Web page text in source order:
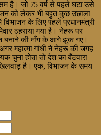
है। जो 75 वर्ष से पहले घटा उसे
को लेकर भी बहुत कुछ उछाला
में विभाजन के लिए पहले प्रधानमंत्री
ठहराया गया है। नेहरू पर
बनाने की माँग के आगे झुक गए।
महात्मा गांधी ने नेहरू की जगह
चुना होता तो देश का बँटवारा
है। एक, विभाजन के समय